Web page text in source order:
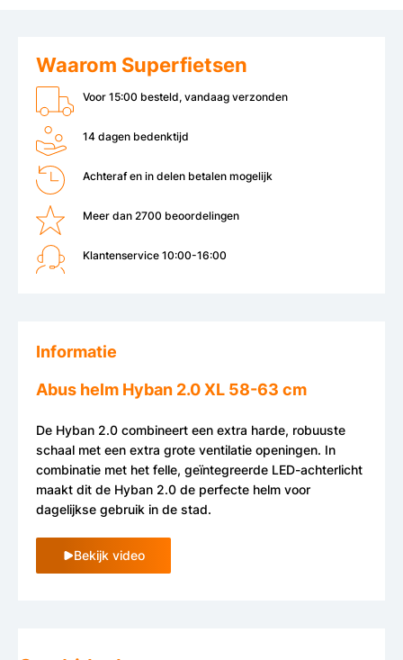
Waarom Superfietsen
Voor 15:00 besteld, vandaag verzonden
14 dagen bedenktijd
Achteraf en in delen betalen mogelijk
Meer dan 2700 beoordelingen
Klantenservice 10:00-16:00
Informatie
Abus helm Hyban 2.0 XL 58-63 cm
De Hyban 2.0 combineert een extra harde, robuuste
schaal met een extra grote ventilatie openingen. In
combinatie met het felle, geïntegreerde LED-achterlicht
maakt dit de Hyban 2.0 de perfecte helm voor
dagelijkse gebruik in de stad.
Bekijk video